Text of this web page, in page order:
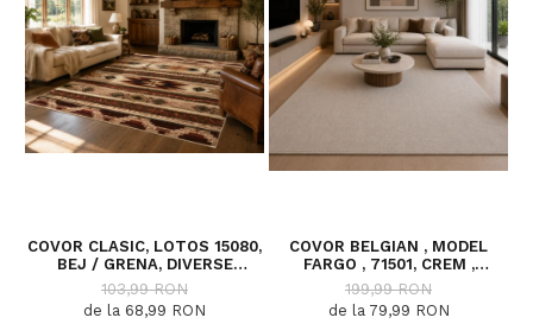
COVOR CLASIC, LOTOS 15080,
BEJ / GRENA, DIVERSE
DIMENSIUNI
103,99 RON
de la 68,99 RON
COVOR BELGIAN , MODEL
FARGO , 71501, CREM ,
DIVERSE DIMENSIUNI
199,99 RON
de la 79,99 RON